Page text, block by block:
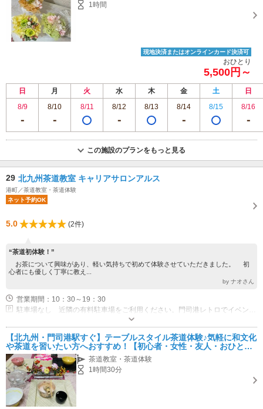
1時間
現地決済またはオンラインカード決済可
おひとり
5,500円～
日 月 火 水 木 金 土
日
8/9
8/10 8/11 8/12 8/13 8/14 8/15 8/16
この施設のプランをもっと見る
29 北九州茶道教室 キャリアサロンアルス
港町／茶道教室・茶道体験
ネット予約OK
5.0 (2件)
“茶道初体験！”
お茶について興味があり、軽い気持ちで初めて体験させていただきました。 初
心者にも優しく丁寧に教え...
by ナオさん
営業期間：10：30～19：30
【北九州・門司港駅すぐ】テーブルスタイル茶道体験♪気軽に和文化
や茶道を習いたい方へおすすめ！【初心者・女性・友人・おひとり
歓迎♪観光◎】
茶道教室・茶道体験
1時間30分